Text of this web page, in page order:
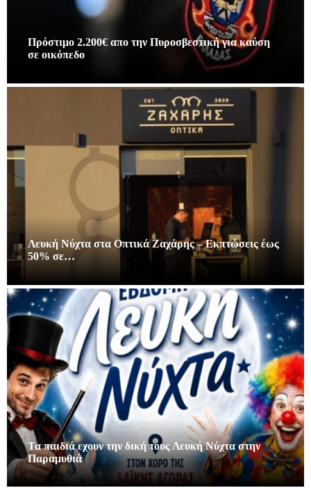
Πρόστιμο 2.200€ απο την Πυροσβεστική για καύση
σε οικόπεδο
Λευκή Νύχτα στα Οπτικά Ζαχάρης – Εκπτώσεις έως
50% σε…
Τα παιδιά εχουν την δική τους Λευκή Νύχτα στην
Παραμυθιά